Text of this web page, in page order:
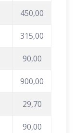
450,00
315,00
90,00
900,00
29,70
90,00